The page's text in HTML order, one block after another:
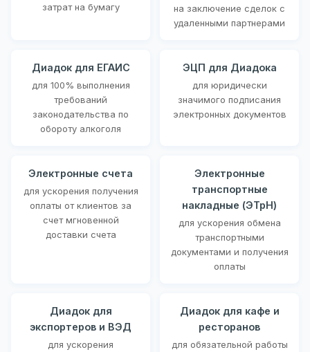
затрат на бумагу
на заключение сделок с
удаленными партнерами
Диадок для ЕГАИС
для 100% выполнения
требований
законодательства по
обороту алкоголя
ЭЦП для Диадока
для юридически
значимого подписания
электронных документов
Электронные счета
для ускорения получения
оплаты от клиентов за
счет мгновенной
доставки счета
Электронные
транспортные
накладные (ЭТрН)
для ускорения обмена
транспортными
документами и получения
оплаты
Диадок для
экспортеров и ВЭД
для ускорения
Диадок для кафе и
ресторанов
для обязательной работы